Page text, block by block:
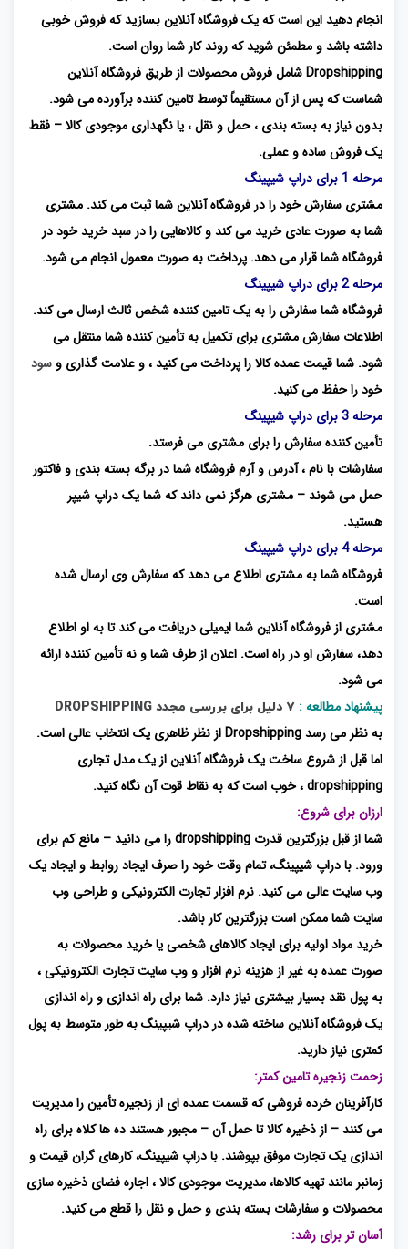
انجام دهید این است که یک فروشگاه آنلاین بسازید که فروش خوبی
داشته باشد و مطمئن شوید که روند کار شما روان است.
Dropshipping شامل فروش محصولات از طریق فروشگاه آنلاین
شماست که پس از آن مستقیماً توسط تامین کننده برآورده می شود.
بدون نیاز به بسته بندی ، حمل و نقل ، یا نگهداری موجودی کالا – فقط
یک فروش ساده و عملی.
مرحله 1 برای دراپ شیپینگ
مشتری سفارش خود را در فروشگاه آنلاین شما ثبت می کند. مشتری
شما به صورت عادی خرید می کند و کالاهایی را در سبد خرید خود در
فروشگاه شما قرار می دهد. پرداخت به صورت معمول انجام می شود.
مرحله 2 برای دراپ شیپینگ
فروشگاه شما سفارش را به یک تامین کننده شخص ثالث ارسال می کند.
اطلاعات سفارش مشتری برای تکمیل به تأمین کننده شما منتقل می
شود. شما قیمت عمده کالا را پرداخت می کنید ، و علامت گذاری و سود
خود را حفظ می کنید.
مرحله 3 برای دراپ شیپینگ
تأمین کننده سفارش را برای مشتری می فرستد.
سفارشات با نام ، آدرس و آرم فروشگاه شما در برگه بسته بندی و فاکتور
حمل می شوند – مشتری هرگز نمی داند که شما یک دراپ شیپر
هستید.
مرحله 4 برای دراپ شیپینگ
فروشگاه شما به مشتری اطلاع می دهد که سفارش وی ارسال شده
است.
مشتری از فروشگاه آنلاین شما ایمیلی دریافت می کند تا به او اطلاع
دهد، سفارش او در راه است. اعلان از طرف شما و نه تأمین کننده ارائه
می شود.
پیشنهاد مطالعه : ۷ دلیل برای بررسی مجدد DROPSHIPPING
به نظر می رسد Dropshipping از نظر ظاهری یک انتخاب عالی است.
اما قبل از شروع ساخت یک فروشگاه آنلاین از یک مدل تجاری
dropshipping ، خوب است که به نقاط قوت آن نگاه کنید.
ارزان برای شروع:
شما از قبل بزرگترین قدرت dropshipping را می دانید – مانع کم برای
ورود. با دراپ شیپینگ، تمام وقت خود را صرف ایجاد روابط و ایجاد یک
وب سایت عالی می کنید. نرم افزار تجارت الکترونیکی و طراحی وب
سایت شما ممکن است بزرگترین کار باشد.
خرید مواد اولیه برای ایجاد کالاهای شخصی یا خرید محصولات به
صورت عمده به غیر از هزینه نرم افزار و وب سایت تجارت الکترونیکی ،
به پول نقد بسیار بیشتری نیاز دارد. شما برای راه اندازی و راه اندازی
یک فروشگاه آنلاین ساخته شده در دراپ شیپینگ به طور متوسط ​​به پول
کمتری نیاز دارید.
زحمت زنجیره تامین کمتر:
کارآفرینان خرده فروشی که قسمت عمده ای از زنجیره تأمین را مدیریت
می کنند – از ذخیره کالا تا حمل آن – مجبور هستند ده ها کلاه برای راه
اندازی یک تجارت موفق بپوشند. با دراپ شیپینگ، کارهای گران قیمت و
زمانبر مانند تهیه کالاها، مدیریت موجودی کالا ، اجاره فضای ذخیره سازی
محصولات و سفارشات بسته بندی و حمل و نقل را قطع می کنید.
آسان تر برای رشد: